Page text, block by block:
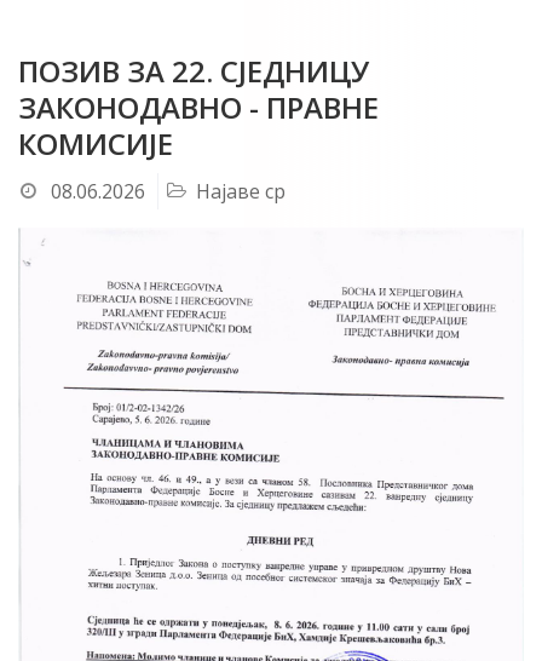
ПОЗИВ ЗА 22. СЈЕДНИЦУ
ЗАКОНОДАВНО - ПРАВНЕ
КОМИСИЈЕ
08.06.2026 Најаве ср